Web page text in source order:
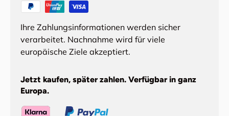
Ihre Zahlungsinformationen werden sicher
verarbeitet. Nachnahme wird für viele
europäische Ziele akzeptiert.
Jetzt kaufen, später zahlen. Verfügbar in ganz
Europa.